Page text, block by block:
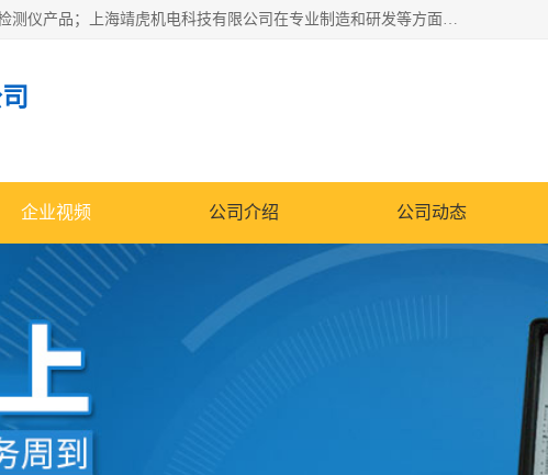
上海靖虎机电科技有限公司主营：SDI仪，水质分析仪，水质检测仪产品；上海靖虎机电科技有限公司在专业制造和研发等方面的强大的平台优势，利用自身在自动化仪表、自控系统及环保监测仪器的专长，以优良的技术，优越的产品质量和良好的服务质量与广大客户真诚合作。
企业视频 公司介绍 公司动态